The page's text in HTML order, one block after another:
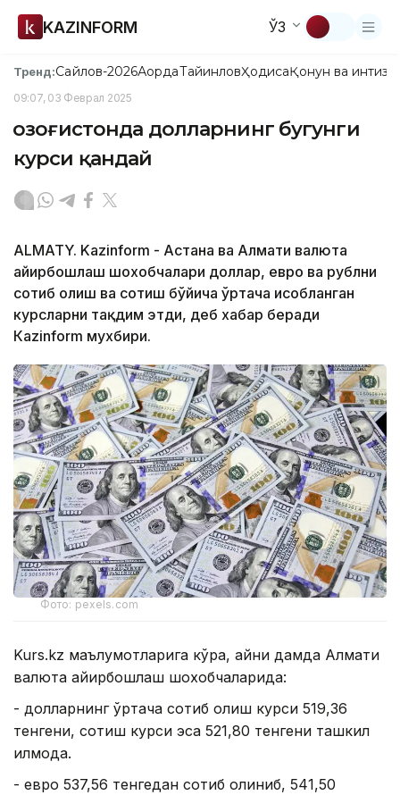
KAZINFORM ЎЗ
Тренд:Сайлов-2026АқордаТайинловҲодисаҚонун ва
09:07, 03 Феврал 2025
Қозоғистонда долларнинг бугунги
курси қандай
ALMATY. Kazinform - Астана ва Алмати валюта
айирбошлаш шохобчалари доллар, евро ва рублни
сотиб олиш ва сотиш бўйича ўртача ҳисобланган
курсларни тақдим этди, деб хабар беради
Кazinform мухбири.
Фото: pexels.com
Kurs.kz маълумотларига кўра, айни дамда Алмати
валюта айирбошлаш шохобчаларида:
- долларнинг ўртача сотиб олиш курси 519,36
тенгени, сотиш курси эса 521,80 тенгени ташкил
қилмоқда.
- евро 537,56 тенгедан сотиб олиниб, 541,50